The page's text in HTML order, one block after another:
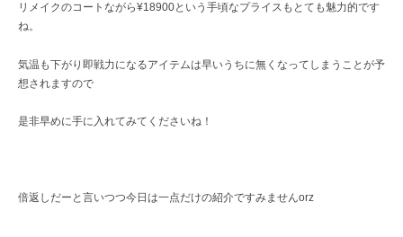
リメイクのコートながら¥18900という手頃なプライスもとても魅力的です
ね。
気温も下がり即戦力になるアイテムは早いうちに無くなってしまうことが予
想されますので
是非早めに手に入れてみてくださいね！
倍返しだーと言いつつ今日は一点だけの紹介ですみませんorz